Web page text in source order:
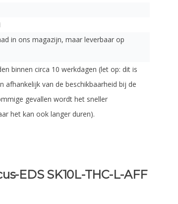
in ons magazijn, maar leverbaar op
binnen circa 10 werkdagen (let op: dit is
afhankelijk van de beschikbaarheid bij de
gevallen wordt het sneller
het kan ook langer duren).
EDS SK10L-THC-L-AFF